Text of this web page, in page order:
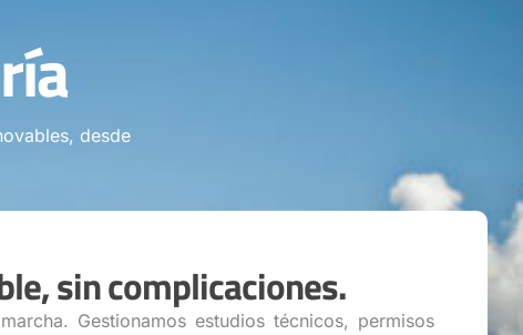
desde
sin complicaciones.
Gestionamos estudios técnicos, permisos